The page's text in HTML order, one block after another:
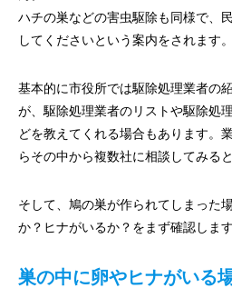
ハチの巣などの害虫駆除も同様で、
してくださいという案内をされます。
基本的に市役所では駆除処理業者の
が、駆除処理業者のリストや駆除処
どを教えてくれる場合もあります。
らその中から複数社に相談してみる
そして、鳩の巣が作られてしまった
か？ヒナがいるか？をまず確認します
巣の中に卵やヒナがいる